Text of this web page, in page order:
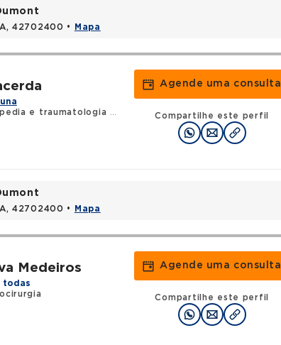
42702400 • Mapa
e traumatologia
RQE 18519 - Medicina do tráfego
Agende uma consulta
Compartilhe este perfil
42702400 • Mapa
Medeiros
todas
Agende uma consulta
Compartilhe este perfil